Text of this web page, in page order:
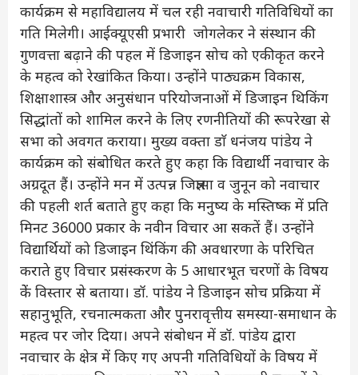
कार्यक्रम से महाविद्यालय में चल रही नवाचारी गतिविधियों का
गति मिलेगी। आईक्यूएसी प्रभारी जोगलेकर ने संस्थान की
गुणवत्ता बढ़ाने की पहल में डिजाइन सोच को एकीकृत करने
के महत्व को रेखांकित किया। उन्होंने पाठ्यक्रम विकास,
शिक्षाशास्त्र और अनुसंधान परियोजनाओं में डिजाइन थिकिंग
सिद्धांतों को शामिल करने के लिए रणनीतियों की रूपरेखा से
सभा को अवगत कराया। मुख्य वक्ता डाॅ धनंजय पांडेय ने
कार्यक्रम को संबोधित करते हुए कहा कि विद्यार्थी नवाचार के
अग्रदूत हैं। उन्होंने मन में उत्पन्न जिज्ञासा व जुनून को नवाचार
की पहली शर्त बताते हुए कहा कि मनुष्य के मस्तिष्क में प्रति
मिनट 36000 प्रकार के नवीन विचार आ सकतें हैं। उन्होंने
विद्यार्थियों को डिजाइन थिंकिंग की अवधारणा के परिचित
कराते हुए विचार प्रसंस्करण के 5 आधारभूत चरणों के विषय
केें विस्तार से बताया। डॉ. पांडेय ने डिजाइन सोच प्रक्रिया में
सहानुभूति, रचनात्मकता और पुनरावृत्तीय समस्या-समाधान के
महत्व पर जोर दिया। अपने संबोधन में डॉ. पांडेय द्वारा
नवाचार के क्षेत्र में किए गए अपनी गतिविधियों के विषय में